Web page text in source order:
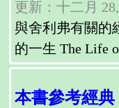
更新：十二月 28,
與舍利弗有關的
的一生 The Life
本書參考經